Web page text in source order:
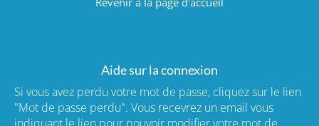
Aide sur la connexion
Si vous avez perdu votre mot de passe, cliquez sur le lien
"Mot de passe perdu". Vous recevrez un email vous